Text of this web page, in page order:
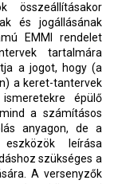
összeállításakor
és jogállásának
EMMI rendelet
tartalmára
a jogot, hogy (a
a keret-tantervek
épülő
a számításos
anyagon, de a
leírása
szükséges a
A versenyzők